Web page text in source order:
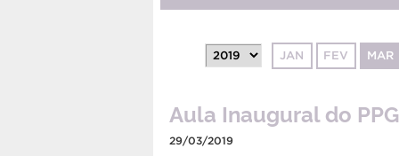
JAN FEV MAR
Aula Inaugural do
29/03/2019